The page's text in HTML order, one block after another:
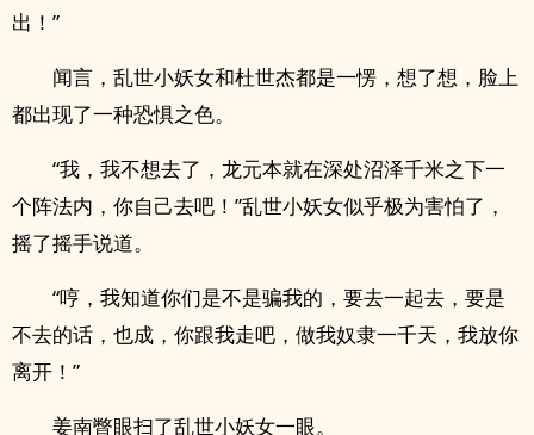
出！”
闻言，乱世小妖女和杜世杰都是一愣，想了想，脸上
都出现了一种恐惧之色。
“我，我不想去了，龙元本就在深处沼泽千米之下一
个阵法内，你自己去吧！”乱世小妖女似乎极为害怕了，
摇了摇手说道。
“哼，我知道你们是不是骗我的，要去一起去，要是
不去的话，也成，你跟我走吧，做我奴隶一千天，我放你
离开！”
姜南瞥眼扫了乱世小妖女一眼。